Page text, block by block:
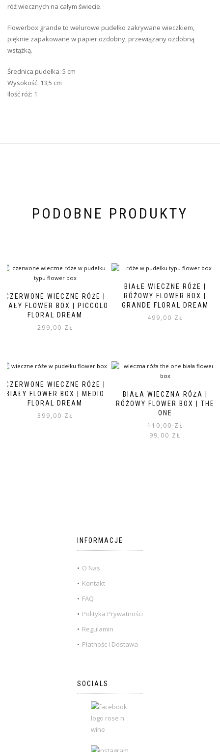
róż wiecznych na całym świecie.
Flowerbox grande to welurowe pudełko zakrywane wieczkiem,
pięknie zapakowane w papier ozdobny, przewiązany ozdobną
wstążką.
Średnica pudełka: 5 cm
Wysokość: 13,5 cm
Ilość róż: 1
PODOBNE PRODUKTY
CZERWONE WIECZNE RÓŻE |
BIAŁY FLOWER BOX | PICCOLO
FLORAL DREAM
299,00 ZŁ
BIAŁE WIECZNE RÓŻE |
RÓŻOWY FLOWER BOX |
GRANDE FLORAL DREAM
499,00 ZŁ
CZERWONE WIECZNE RÓŻE |
BIAŁY FLOWER BOX | MEDIO
FLORAL DREAM
399,00 ZŁ
BIAŁA WIECZNA RÓŻA |
RÓŻOWY FLOWER BOX | THE
ONE
110,00ZŁ
99,00 ZŁ
INFORMACJE
O Nas
Kontakt
FAQ
Polityka Prywatności
Regulamin
Płatnośc i Dostawa
SOCIALS